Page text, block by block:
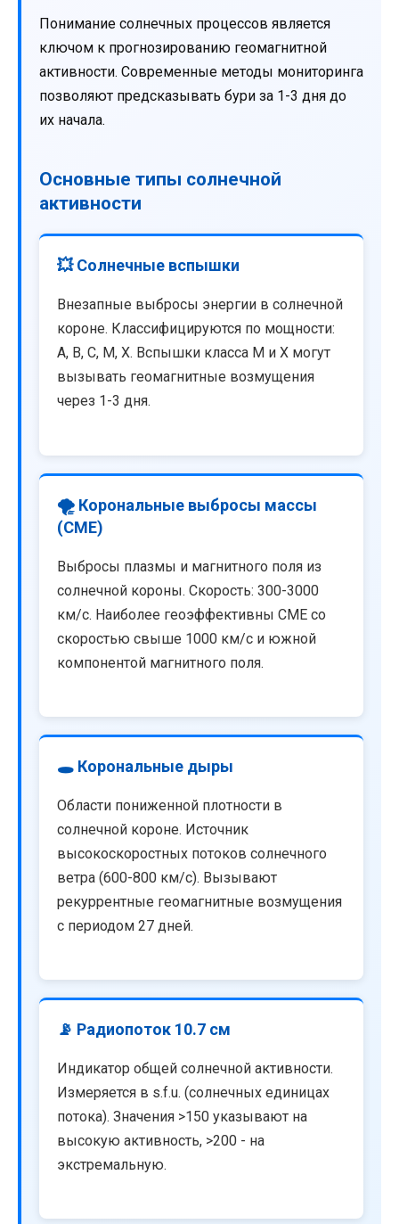
Понимание солнечных процессов является
ключом к прогнозированию геомагнитной
активности. Современные методы мониторинга
позволяют предсказывать бури за 1-3 дня до
их начала.
Основные типы солнечной
активности
💥 Солнечные вспышки
Внезапные выбросы энергии в солнечной
короне. Классифицируются по мощности:
A, B, C, M, X. Вспышки класса M и X могут
вызывать геомагнитные возмущения
через 1-3 дня.
🌪️ Корональные выбросы массы
(CME)
Выбросы плазмы и магнитного поля из
солнечной короны. Скорость: 300-3000
км/с. Наиболее геоэффективны CME со
скоростью свыше 1000 км/с и южной
компонентой магнитного поля.
🕳️ Корональные дыры
Области пониженной плотности в
солнечной короне. Источник
высокоскоростных потоков солнечного
ветра (600-800 км/с). Вызывают
рекуррентные геомагнитные возмущения
с периодом 27 дней.
📡 Радиопоток 10.7 см
Индикатор общей солнечной активности.
Измеряется в s.f.u. (солнечных единицах
потока). Значения >150 указывают на
высокую активность, >200 - на
экстремальную.